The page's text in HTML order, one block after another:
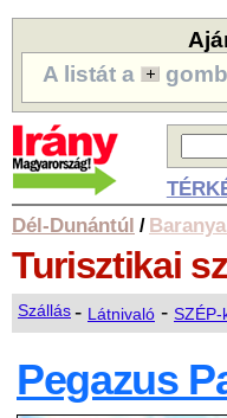
A listát a
Dél-Dunántúl /
Turisztikai
Szállás- Látnivaló -
Pegazus